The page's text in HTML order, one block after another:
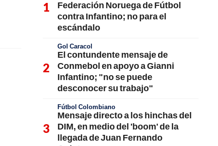
Federación Noruega de Fútbol
contra Infantino; no para el
escándalo
Gol Caracol
El contundente mensaje de
Conmebol en apoyo a Gianni
Infantino; "no se puede
desconocer su trabajo"
Fútbol Colombiano
Mensaje directo a los hinchas del
DIM, en medio del 'boom' de la
llegada de Juan Fernando